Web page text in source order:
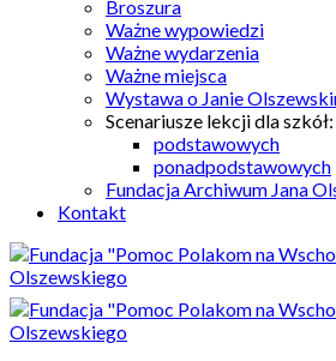
Broszura
Ważne wypowiedzi
Ważne wydarzenia
Ważne miejsca
Wystawa o Janie
Scenariusze lekcji dla szkół:
podstawowych
ponadpodstawowych
Fundacja Archiwum Jana
Kontakt